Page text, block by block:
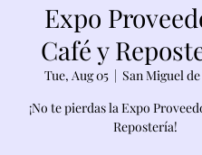
Expo
Café y
Tue, Aug 05
  |
San Miguel
¡No te pierdas la Expo
Repostería!